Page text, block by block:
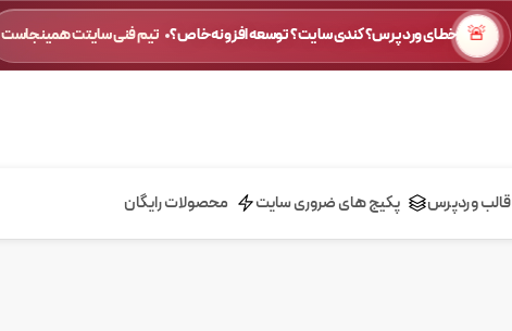
🚨 خطای وردپرس؟ کندی سایت؟ توسعه افزونه خاص؟ تیم فنی سایتت همینجاست
قالب وردپرس پکیج های ضروری سایت محصولات رایگان